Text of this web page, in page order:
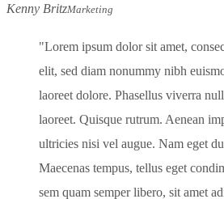
Kenny BritzMarketing
Lorem ipsum dolor sit amet,
elit, sed diam nonummy nibh
laoreet dolore. Phasellus viverra
laoreet. Quisque rutrum. Aenean
ultricies nisi vel augue. Nam eget
Maecenas tempus, tellus eget
sem quam semper libero, sit amet